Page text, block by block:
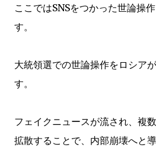
ここではSNSをつかった世論操
す。
大統領選での世論操作をロシア
す。
フェイクニュースが流され、複
拡散することで、内部崩壊へと